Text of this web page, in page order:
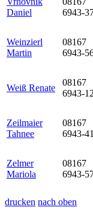
Daniel
6943-
Weinzierl
Martin
08167
6943-
Weiß Renate
08167
6943-12
Zeilmaier
Tahnee
08167
6943-41
Zelmer
Mariola
08167
6943-
drucken nach oben